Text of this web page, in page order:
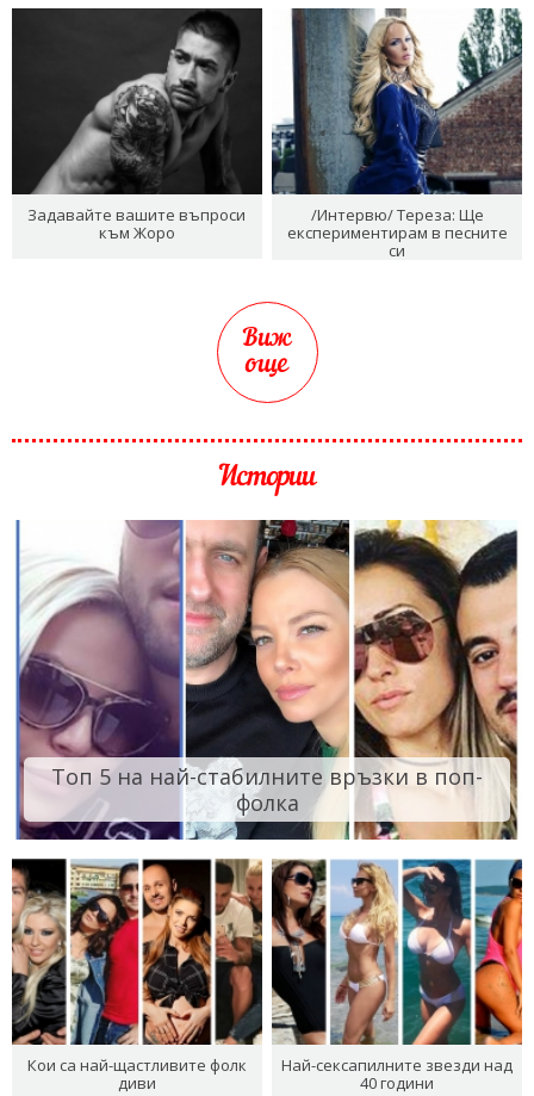
Задавайте вашите въпроси
към Жоро
/Интервю/ Тереза: Ще
експериментирам в песните
си
Виж
още
Истории
Топ 5 на най-стабилните връзки в поп-
фолка
Кои са най-щастливите фолк
диви
Най-сексапилните звезди над
40 години